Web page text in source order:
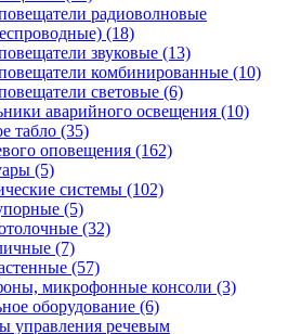
радиоволновые
(18)
звуковые (13)
комбинированные (10)
световые (6)
аварийного освещения (10)
табло (35)
оповещения (162)
(5)
системы (102)
(5)
(32)
(7)
(57)
микрофонные консоли (3)
оборудование (6)
управления речевым